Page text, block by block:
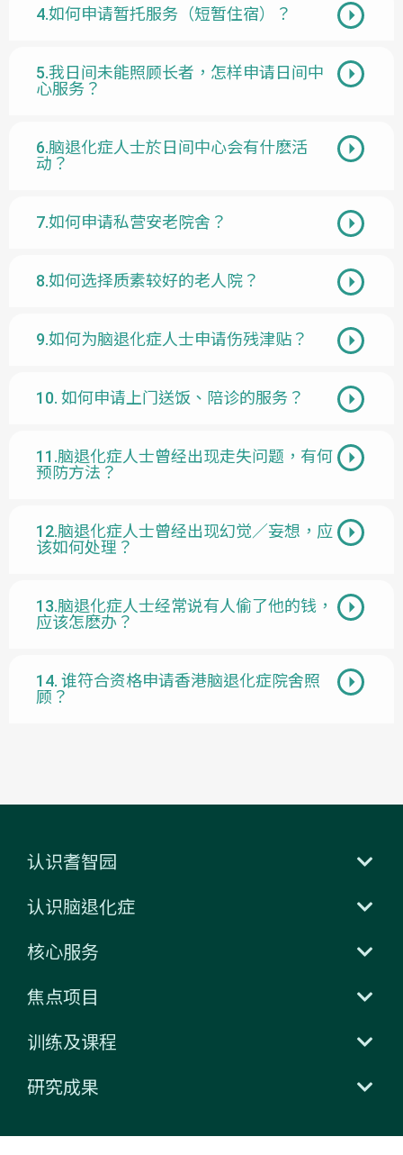
4.如何申请暂托服务（短暂住宿）？
5.我日间未能照顾长者，怎样申请日间中
心服务？
6.脑退化症人士於日间中心会有什麽活
动？
7.如何申请私营安老院舍？
8.如何选择质素较好的老人院？
9.如何为脑退化症人士申请伤残津贴？
10. 如何申请上门送饭、陪诊的服务？
11.脑退化症人士曾经出现走失问题，有何
预防方法？
12.脑退化症人士曾经出现幻觉／妄想，应
该如何处理？
13.脑退化症人士经常说有人偷了他的钱，
应该怎麽办？
14. 谁符合资格申请香港脑退化症院舍照
顾？
认识耆智园
认识脑退化症
核心服务
焦点项目
训练及课程
研究成果